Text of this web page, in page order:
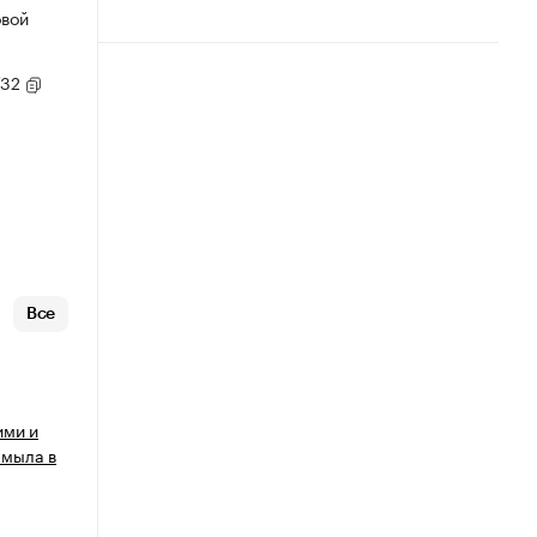
Все
и
в